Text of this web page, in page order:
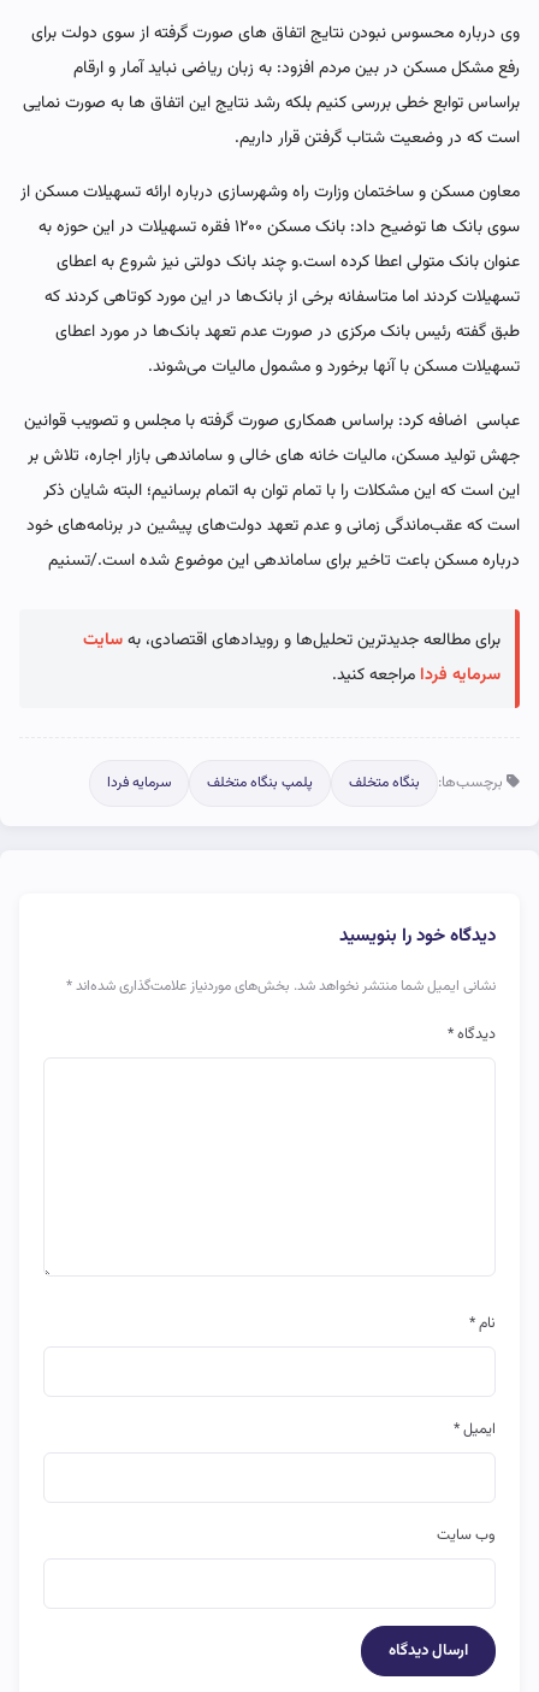
وی درباره محسوس نبودن نتایج اتفاق های صورت گرفته از سوی دولت برای
رفع مشکل مسکن در بین مردم افزود: به زبان ریاضی نباید آمار و ارقام
براساس توابع خطی بررسی کنیم بلکه رشد نتایج این اتفاق ها به صورت نمایی
است که در وضعیت شتاب گرفتن قرار داریم.
معاون مسکن و ساختمان وزارت راه وشهرسازی درباره ارائه تسهیلات مسکن از
سوی بانک ها توضیح داد: بانک مسکن ۱۲۰۰ فقره تسهیلات در این حوزه به
عنوان بانک متولی اعطا کرده است.و چند بانک دولتی نیز شروع به اعطای
تسهیلات کردند اما متاسفانه برخی از بانک‌ها در این مورد کوتاهی کردند که
طبق گفته رئیس بانک مرکزی در صورت عدم تعهد بانک‌ها در مورد اعطای
تسهیلات مسکن با آنها برخورد و مشمول مالیات می‌شوند.
عباسی اضافه کرد: براساس همکاری صورت گرفته با مجلس و تصویب قوانین
جهش تولید مسکن، مالیات خانه های خالی و ساماندهی بازار اجاره، تلاش بر
این است که این مشکلات را با تمام توان به اتمام برسانیم؛ البته شایان ذکر
است که عقب‌ماندگی زمانی و عدم تعهد دولت‌های پیشین در برنامه‌های خود
درباره مسکن باعت تاخیر برای ساماندهی این موضوع شده است./تسنیم
برای مطالعه جدیدترین تحلیل‌ها و رویدادهای اقتصادی، بهسایت
سرمایه فردا مراجعه کنید.
برچسب‌ها: بنگاه متخلف پلمپ بنگاه متخلف سرمایه فردا
دیدگاه خود را بنویسید
نشانی ایمیل شما منتشر نخواهد شد. بخش‌های موردنیاز علامت‌گذاری شده‌اند*
دیدگاه*
نام*
ایمیل*
وب‌ سایت